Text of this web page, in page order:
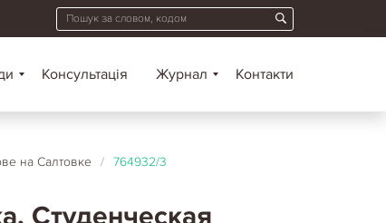
Консультація Журнал Контакти
на Салтовке / 764932/3
Студенческая